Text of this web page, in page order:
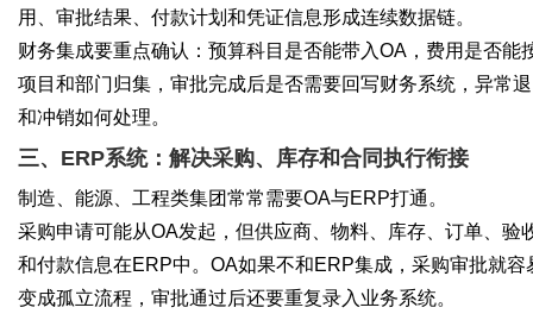
用、审批结果、付款计划和凭证信息形成连续数据链。
财务集成要重点确认：预算科目是否能带入OA，费用是否能
项目和部门归集，审批完成后是否需要回写财务系统，异常
和冲销如何处理。
三、ERP系统：解决采购、库存和合同执行衔接
制造、能源、工程类集团常常需要OA与ERP打通。
采购申请可能从OA发起，但供应商、物料、库存、订单、验
和付款信息在ERP中。OA如果不和ERP集成，采购审批就容
变成孤立流程，审批通过后还要重复录入业务系统。